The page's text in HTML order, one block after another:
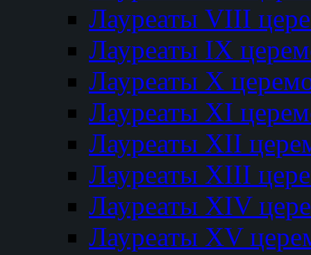
Лауреаты VIII
Лауреаты IX
Лауреаты Х
Лауреаты XI
Лауреаты XII
Лауреаты XIII
Лауреаты XIV
Лауреаты XV